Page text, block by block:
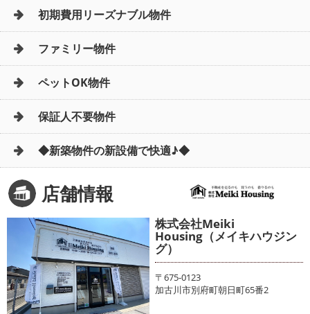
初期費用リーズナブル物件
ファミリー物件
ペットOK物件
保証人不要物件
◆新築物件の新設備で快適♪◆
店舗情報
株式会社Meiki
Housing（メイキハウジン
グ）
〒675-0123
加古川市別府町朝日町65番2